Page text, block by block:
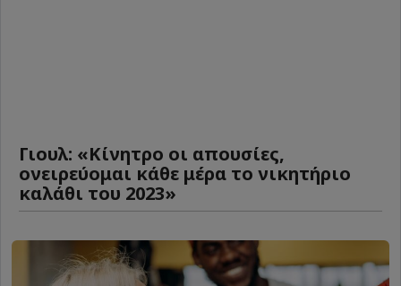
Γιουλ: «Κίνητρο οι απουσίες,
ονειρεύομαι κάθε μέρα το νικητήριο
καλάθι του 2023»